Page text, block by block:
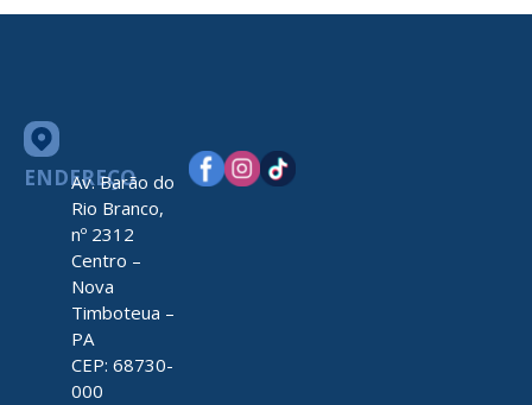
ENDEREÇO
Av. Barão do
Rio Branco,
nº 2312
Centro –
Nova
Timboteua –
PA
CEP: 68730-
000